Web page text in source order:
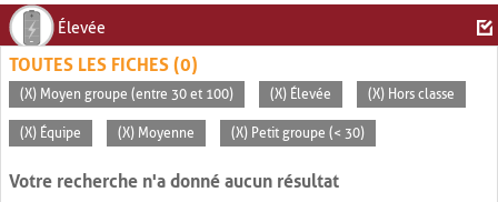
Élevée
TOUTES LES FICHES (0)
(X) Moyen groupe (entre 30 et 100) (X) Élevée (X) Hors classe
(X) Équipe (X) Moyenne (X) Petit groupe (< 30)
Votre recherche n'a donné aucun résultat